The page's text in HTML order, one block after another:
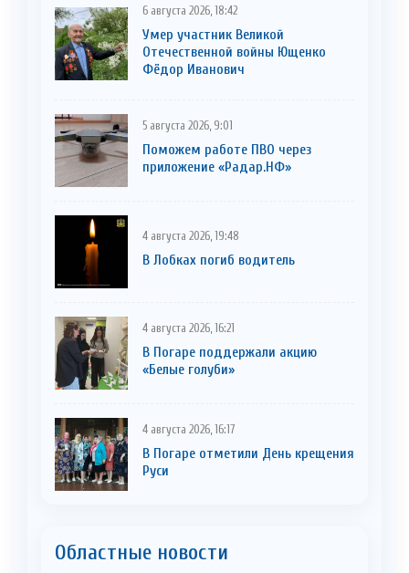
6 августа 2026, 18:42
Умер участник Великой
Отечественной войны Ющенко
Фёдор Иванович
5 августа 2026, 9:01
Поможем работе ПВО через
приложение «Радар.НФ»
4 августа 2026, 19:48
В Лобках погиб водитель
4 августа 2026, 16:21
В Погаре поддержали акцию
«Белые голуби»
4 августа 2026, 16:17
В Погаре отметили День крещения
Руси
Областные новости